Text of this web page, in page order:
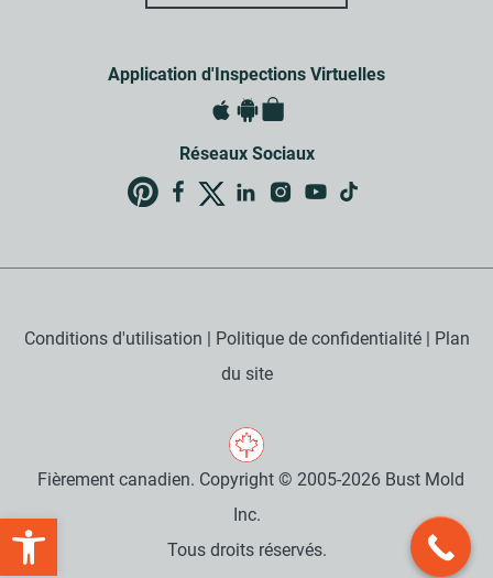
Application d'Inspections Virtuelles
Réseaux Sociaux
Fièrement canadien. Copyright © 2005-2026 Bust Mold
Inc.
Tous droits réservés.
Conditions d'utilisation | Politique de confidentialité| Plan
du site
Open toolbar